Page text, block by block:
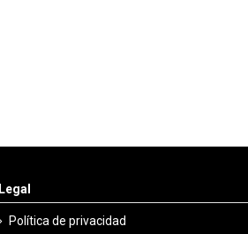
Legal
Política de privacidad